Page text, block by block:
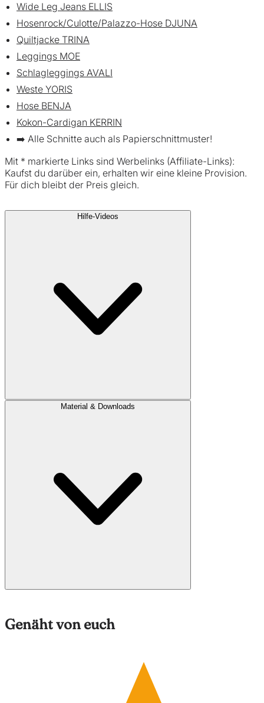
Wide Leg Jeans ELLIS
Hosenrock/Culotte/Palazzo-Hose DJUNA
Quiltjacke TRINA
Leggings MOE
Schlagleggings AVALI
Weste YORIS
Hose BENJA
Kokon-Cardigan KERRIN
➡️ Alle Schnitte auch als Papierschnittmuster!
Mit * markierte Links sind Werbelinks (Affiliate-Links):
Kaufst du darüber ein, erhalten wir eine kleine Provision.
Für dich bleibt der Preis gleich.
Hilfe-Videos
Material & Downloads
Genäht von euch